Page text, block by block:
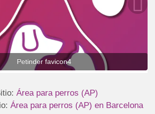
Petinder favicon4
Área para perros (AP)
Área para perros (AP) en Barcelona